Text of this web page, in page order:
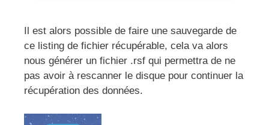
Il est alors possible de faire une sauvegarde de
ce listing de fichier récupérable, cela va alors
nous générer un fichier .rsf qui permettra de ne
pas avoir à rescanner le disque pour continuer la
récupération des données.